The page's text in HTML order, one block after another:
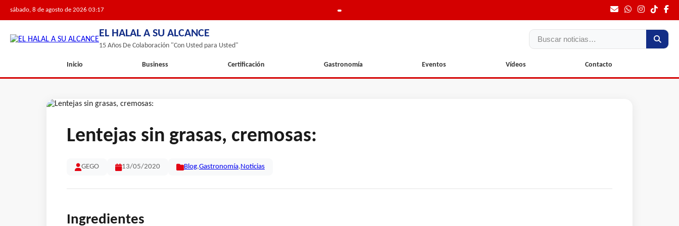
sábado, 8 de agosto de 2026 03:17
EL HALAL A SU ALCANCE
15 Años De Colaboración "Con Usted para Usted"
Buscar
Inicio Business Certificación Gastronomía Eventos Vídeos Contacto
Lentejas sin grasas, cremosas:
GEGO 13/05/2020 Blog,Gastronomía,Noticias
Ingredientes